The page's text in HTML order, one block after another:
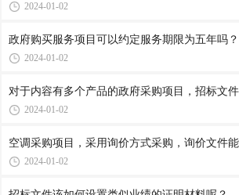
2024-01-02
政府购买服务项目可以约定服务期限为五年吗？
2024-01-02
对于内容有多个产品的政府采购项目，招标文
2024-01-02
空调采购项目，采用询价方式采购，询价文件
2024-01-02